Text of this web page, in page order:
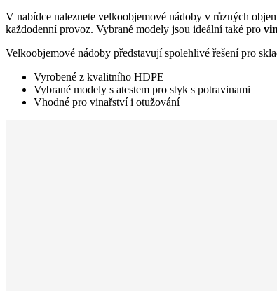
V nabídce naleznete velkoobjemové nádoby v různých
každodenní provoz. Vybrané modely jsou ideální také pro
Velkoobjemové nádoby představují spolehlivé řešení pro
Vyrobené z kvalitního HDPE
Vybrané modely s atestem pro styk s potravinami
Vhodné pro vinařství i otužování